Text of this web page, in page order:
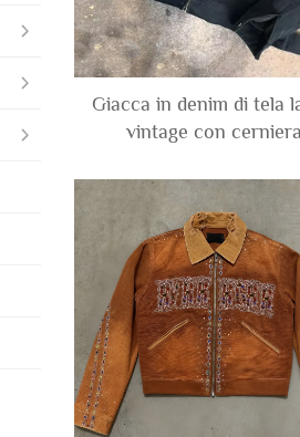
Giacca in denim di tela
vintage con
nero personalizzabile
uomo, prodotta in